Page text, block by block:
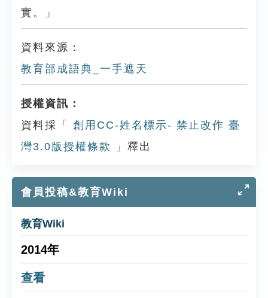
實。」
資料來源：
教育部成語典_一手遮天
授權資訊：
資料採「
創用CC-姓名標示- 禁止改作 臺
灣3.0版授權條款
」釋出
會員投稿&教育Wiki
教育Wiki
2014年
查看